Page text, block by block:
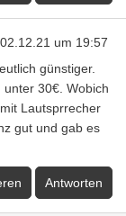
02.12.21 um 19:57
günstiger.
30€. Wobich
Lautsprrecher
gut und gab es
Antworten